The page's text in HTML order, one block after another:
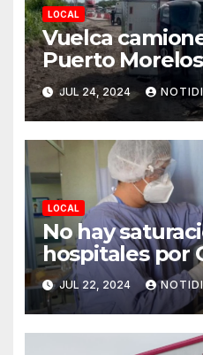
LOCAL
Vuelca
Puerto
Carmen
JUL 24, 2024
LOCAL
No hay
hospitales por
Playa del
JUL 22, 2024